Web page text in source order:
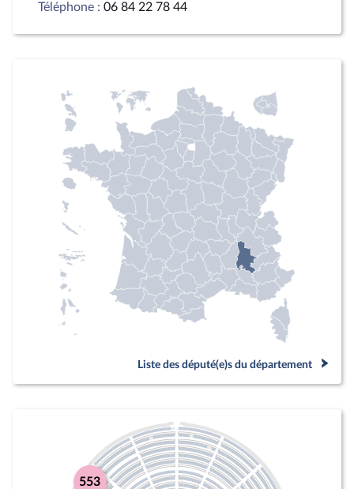
Téléphone : 06 84 22 78 44
Liste des député(e)s du département
553